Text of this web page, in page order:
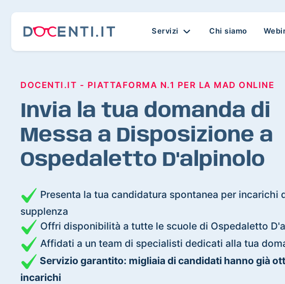
Servizi Chi siamo
DOCENTI.IT - PIATTAFORMA N.1 PER LA MAD ONLINE
Invia la tua domanda di
Messa a Disposizione a
Ospedaletto D'alpinolo
Presenta la tua candidatura spontanea per incarichi
supplenza
Offri disponibilità a tutte le scuole di Ospedaletto
Affidati a un team di specialisti dedicati alla tua
Servizio garantito: migliaia di candidati hanno già
incarichi